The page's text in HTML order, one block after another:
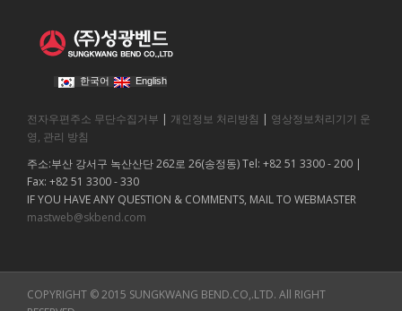
한국어 English
전자우편주소 무단수집거부 | 개인정보 처리방침 | 영상정보처리기기 운
영, 관리 방침
주소:부산 강서구 녹산산단 262로 26(송정동) Tel: +82 51 3300 - 200 |
Fax: +82 51 3300 - 330
IF YOU HAVE ANY QUESTION & COMMENTS, MAIL TO WEBMASTER
mastweb@skbend.com
COPYRIGHT © 2015 SUNGKWANG BEND.CO,.LTD. All RIGHT